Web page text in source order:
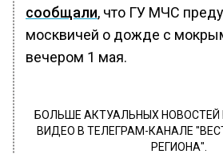
сообщали, что ГУ МЧС
москвичей о дожде с
вечером 1 мая.
БОЛЬШЕ АКТУАЛЬНЫХ
ВИДЕО В ТЕЛЕГРАМ-КАНАЛЕ
РЕГИОНА".